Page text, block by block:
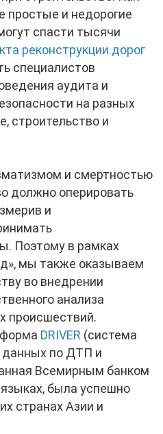
простые и недорогие
спасти тысячи
реконструкции дорог
специалистов
аудита и
на разных
строительство и
и смертностью
должно оперировать
и
Поэтому в рамках
мы также оказываем
во внедрении
анализа
происшествий.
DRIVER (система
данных по ДТП и
Всемирным банком
была успешно
странах Азии и